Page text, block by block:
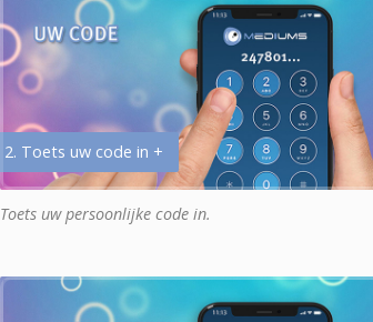
2. Toets uw code in +
Toets uw persoonlijke code in.